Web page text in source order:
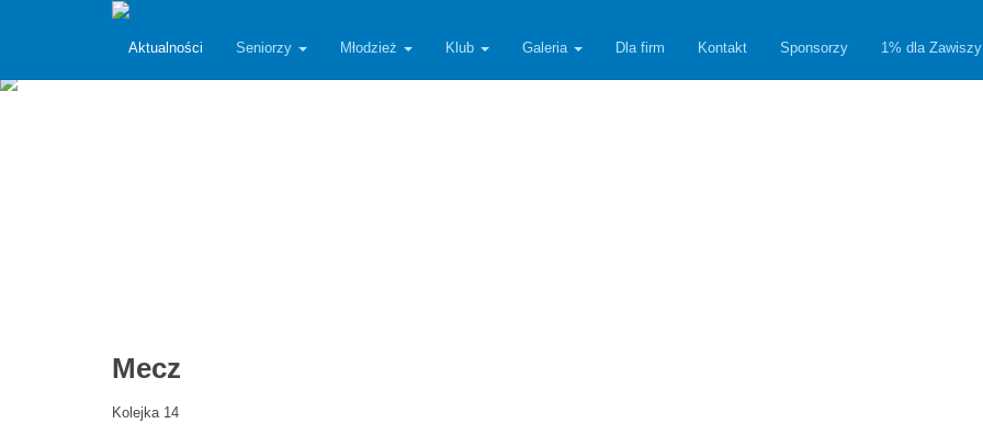
Aktualności Seniorzy Młodzież Klub Galeria Dla firm Kontakt Sponsorzy 1% dla Zawiszy
Mecz
Kolejka 14